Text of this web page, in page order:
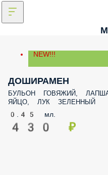
NEW!!!
ДОШИРАМЕН
БУЛЬОН ГОВЯЖИЙ,
ЯЙЦО, ЛУК ЗЕЛЕННЫЙ
0.45 мл.
430 ₽